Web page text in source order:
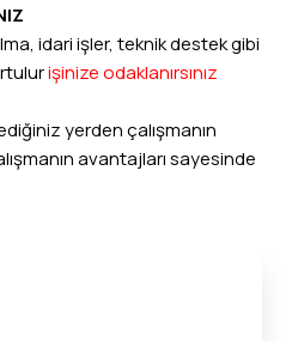
idari işler, teknik destek gibi
işinize odaklanırsınız
yerden çalışmanın
avantajları sayesinde